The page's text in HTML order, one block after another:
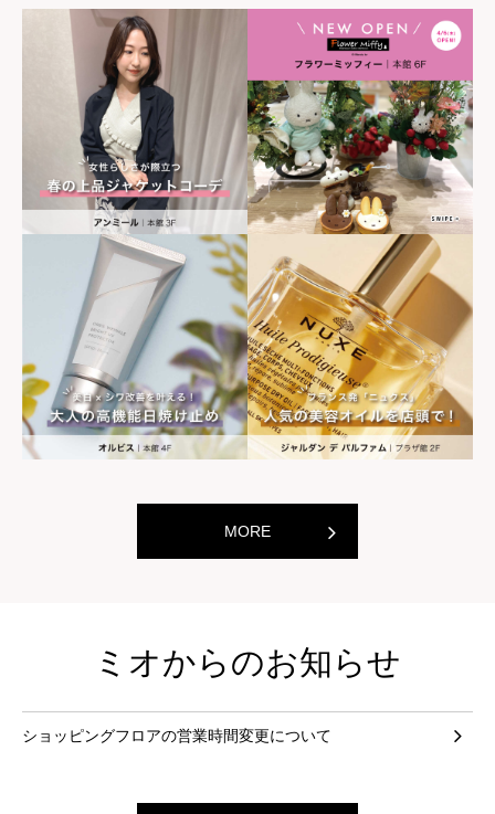
世界の山ちゃん 世界の山ちゃん
[居酒屋]
MORE
ミオからのお知らせ
ショッピングフロアの営業時間変更について